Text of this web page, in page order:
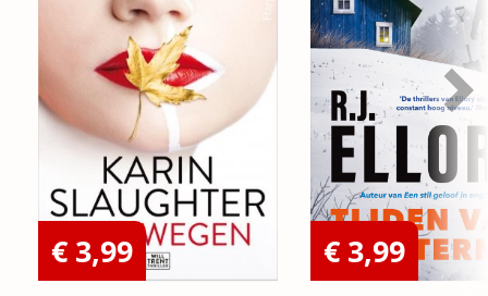
€ 3,99 € 3,99